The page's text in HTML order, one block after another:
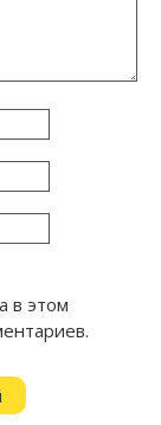
в этом